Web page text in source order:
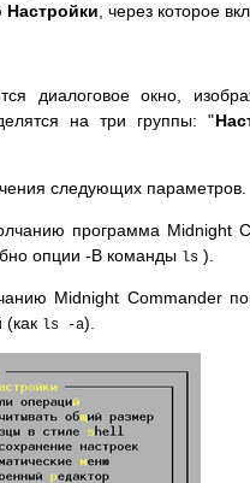
Настройки , через которое
диалоговое окно,
на три группы: "
следующих параметров.
программа Midnight
опции -B команды ls ).
Midnight Commander
ls -a).